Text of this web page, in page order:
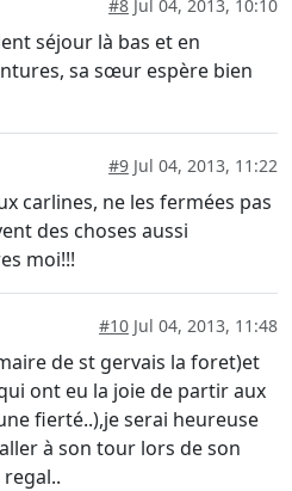
#8 Jul 04, 2013, 10:10
séjour là bas et en
sa sœur espère bien
#9 Jul 04, 2013, 11:22
carlines, ne les fermées pas
des choses aussi
moi!!!
#10 Jul 04, 2013, 11:48
de st gervais la foret)et
ont eu la joie de partir aux
fierté..),je serai heureuse
à son tour lors de son